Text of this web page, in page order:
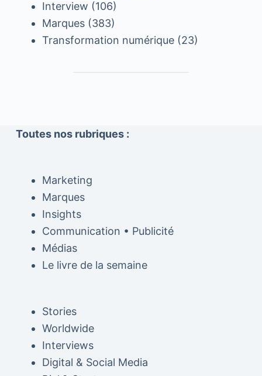
Interview (106)
Marques(383)
Transformation numérique(23)
Toutes nos rubriques :
Marketing
Marques
Insights
Communication • Publicité
Médias
Le livre de la semaine
Stories
Worldwide
Interviews
Digital & Social Media